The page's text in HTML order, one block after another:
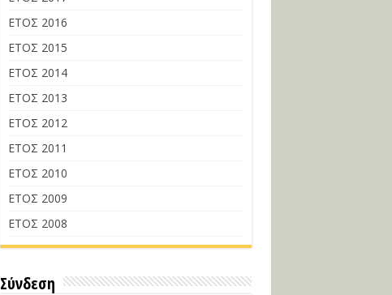
ΕΤΟΣ 2016
ΕΤΟΣ 2015
ΕΤΟΣ 2014
ΕΤΟΣ 2013
ΕΤΟΣ 2012
ΕΤΟΣ 2011
ΕΤΟΣ 2010
ΕΤΟΣ 2009
ΕΤΟΣ 2008
Σύνδεση